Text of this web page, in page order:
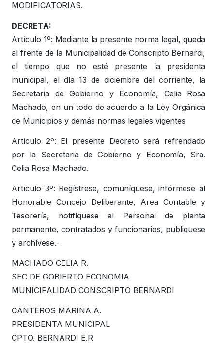
MODIFICATORIAS.
DECRETA:
Artículo 1º: Mediante la presente norma legal, queda
al frente de la Municipalidad de Conscripto Bernardi,
el tiempo que no esté presente la presidenta
municipal, el día 13 de diciembre del corriente, la
Secretaria de Gobierno y Economía, Celia Rosa
Machado, en un todo de acuerdo a la Ley Orgánica
de Municipios y demás normas legales vigentes
Artículo 2º: El presente Decreto será refrendado
por la Secretaria de Gobierno y Economía, Sra.
Celia Rosa Machado.
Artículo 3º: Regístrese, comuníquese, infórmese al
Honorable Concejo Deliberante, Area Contable y
Tesorería, notifíquese al Personal de planta
permanente, contratados y funcionarios, publiquese
y archívese.-
MACHADO CELIA R.
SEC DE GOBIERTO ECONOMIA
MUNICIPALIDAD CONSCRIPTO BERNARDI
CANTEROS MARINA A.
PRESIDENTA MUNICIPAL
CPTO. BERNARDI E.R